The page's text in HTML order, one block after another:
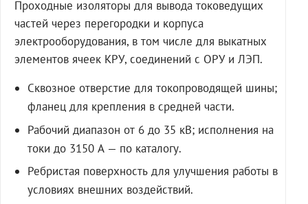
Проходные изоляторы для вывода токоведущих
частей через перегородки и корпуса
электрооборудования, в том числе для выкатных
элементов ячеек КРУ, соединений с ОРУ и ЛЭП.
Сквозное отверстие для токопроводящей шины;
фланец для крепления в средней части.
Рабочий диапазон от 6 до 35 кВ; исполнения на
токи до 3150 А — по каталогу.
Ребристая поверхность для улучшения работы в
условиях внешних воздействий.